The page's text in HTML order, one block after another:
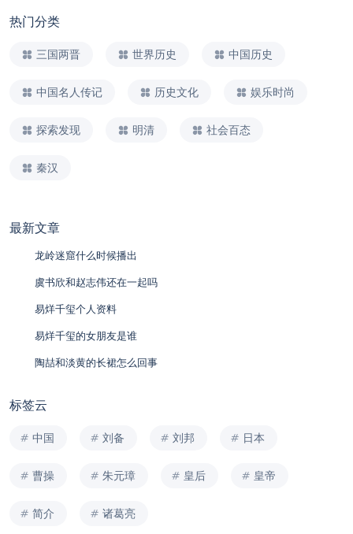
热门分类
三国两晋 世界历史 中国历史
中国名人传记 历史文化 娱乐时尚
探索发现 明清 社会百态
秦汉
最新文章
龙岭迷窟什么时候播出
虞书欣和赵志伟还在一起吗
易烊千玺个人资料
易烊千玺的女朋友是谁
陶喆和淡黄的长裙怎么回事
标签云
中国 刘备 刘邦 日本
曹操 朱元璋 皇后 皇帝
简介 诸葛亮